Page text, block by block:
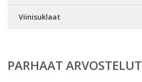
Viinisuklaat
PARHAAT ARVOSTELUT